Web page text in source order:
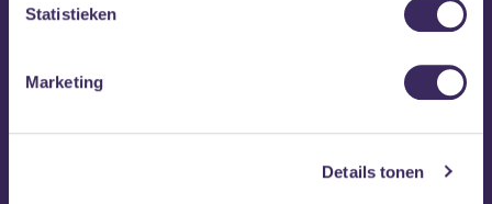
Statistieken
Marketing
Details tonen